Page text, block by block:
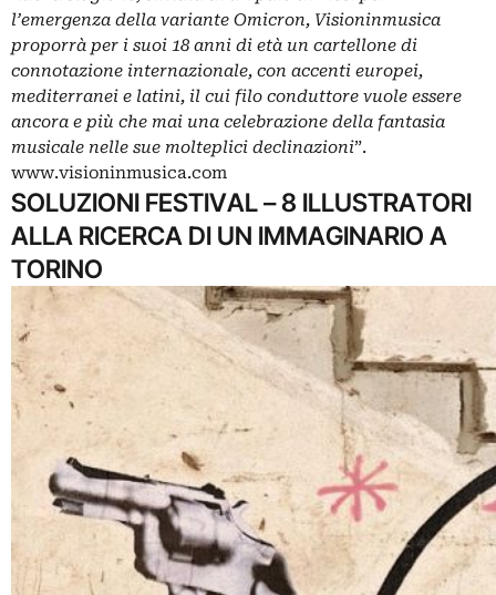
l’emergenza della variante Omicron, Visioninmusica
proporrà per i suoi 18 anni di età un cartellone di
connotazione internazionale, con accenti europei,
mediterranei e latini, il cui filo conduttore vuole essere
ancora e più che mai una celebrazione della fantasia
musicale nelle sue molteplici declinazioni”.
www.visioninmusica.com
SOLUZIONI FESTIVAL – 8 ILLUSTRATORI
ALLA RICERCA DI UN IMMAGINARIO A
TORINO